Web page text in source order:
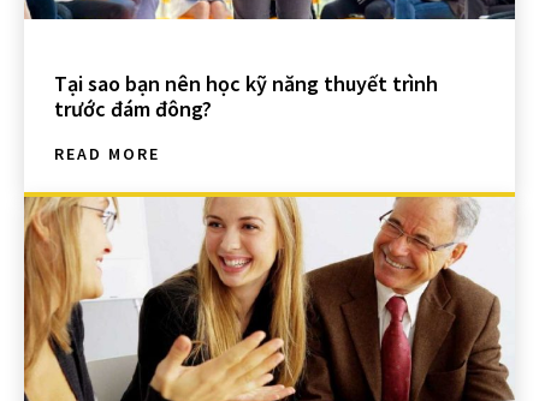
Tại sao bạn nên học kỹ năng thuyết trình
trước đám đông?
READ MORE